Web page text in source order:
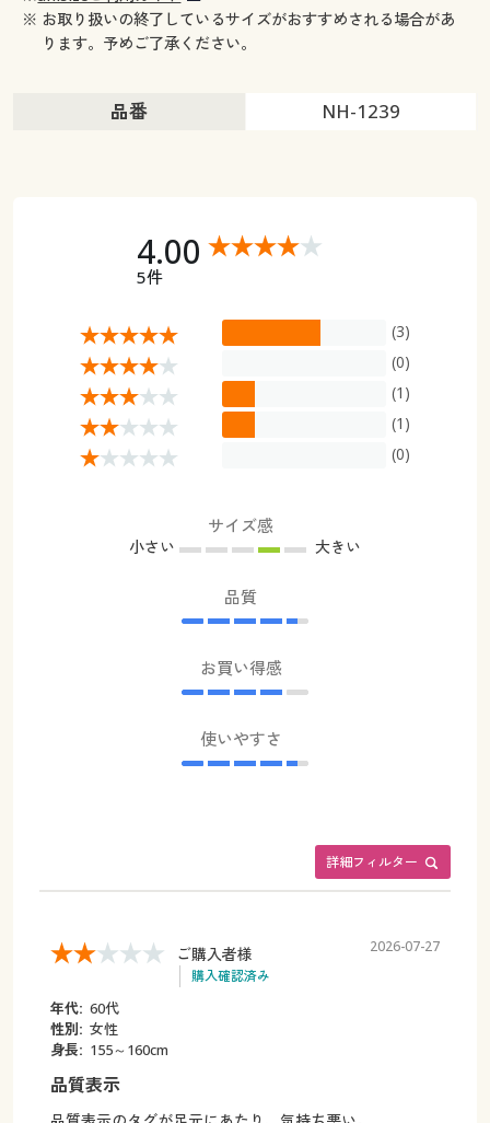
※ お取り扱いの終了しているサイズがおすすめされる場合があ
ります。予めご了承ください。
品番 NH-1239
4.00
5件
(3)
(0)
(1)
(1)
(0)
サイズ感
小さい 大きい
品質
お買い得感
使いやすさ
詳細フィルター
ご購入者様
購入確認済み
2026-07-27
年代: 60代
性別: 女性
身長: 155～160cm
品質表示